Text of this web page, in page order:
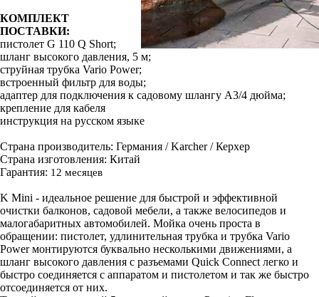
КОМПЛЕКТ
ПОСТАВКИ:
пистолет G 110 Q Short;
шланг высокого давления, 5 м;
струйная трубка Vario Power;
встроенный фильтр для воды;
адаптер для подключения к садовому шлангу А3/4 дюйма;
крепление для кабеля
инструкция на русском языке
Страна производитель: Германия / Karcher / Керхер
Страна изготовления: Китай
Гарантия: 12 месяцев
K Mini - идеальное решение для быстрой и эффективной
очистки балконов, садовой мебели, а также велосипедов и
малогабаритных автомобилей. Мойка очень проста в
обращении: пистолет, удлинительная трубка и трубка Vario
Power монтируются буквально несколькими движениями, а
шланг высокого давления с разъемами Quick Connect легко и
быстро соединяется с аппаратом и пистолетом и так же быстро
отсоединяется от них.